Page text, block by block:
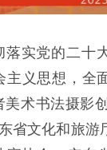
落实党的二十
主义思想，全
术书法摄影
省文化和旅游